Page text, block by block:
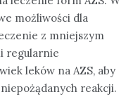
możliwości dla
z mniejszym
regularnie
leków na AZS, aby
reakcji.